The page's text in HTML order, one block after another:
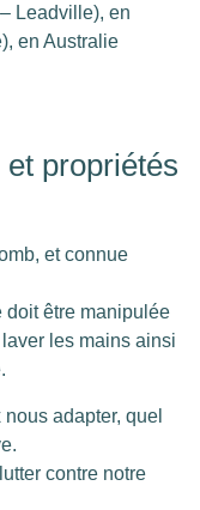
Leadville), en
en Australie
propriétés
et connue
doit être manipulée
les mains ainsi
adapter, quel
contre notre